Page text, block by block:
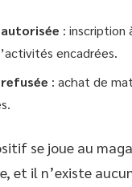
: inscription
encadrées.
: achat de
se joue au
et il n’existe